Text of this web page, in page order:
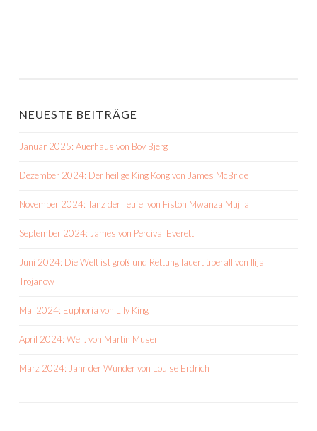
NEUESTE BEITRÄGE
Januar 2025: Auerhaus von Bov Bjerg
Dezember 2024: Der heilige King Kong von James McBride
November 2024: Tanz der Teufel von Fiston Mwanza Mujila
September 2024: James von Percival Everett
Juni 2024: Die Welt ist groß und Rettung lauert überall von Ilija
Trojanow
Mai 2024: Euphoria von Lily King
April 2024: Weil. von Martin Muser
März 2024: Jahr der Wunder von Louise Erdrich